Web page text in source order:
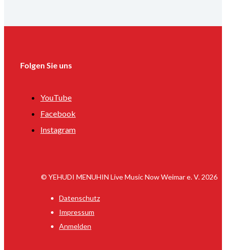
Folgen Sie uns
YouTube
Facebook
Instagram
© YEHUDI MENUHIN Live Music Now Weimar e. V. 2026
Datenschutz
Impressum
Anmelden